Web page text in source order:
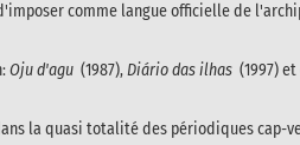
comme langue officielle de
Oju d'agu (1987),Diário das ilhas (1997)
la quasi totalité des périodiques cap-